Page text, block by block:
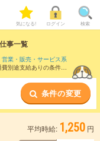
気になる! ログイン 検索
事一覧
営業・販売・サービス系
別途支給ありの条件の
条件の変更
平均時給: 1,250 円